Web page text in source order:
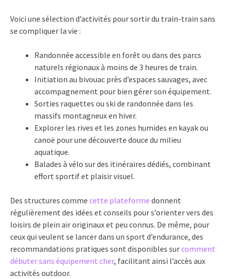
Voici une sélection d’activités pour sortir du train-train sans
se compliquer la vie :
Randonnée accessible en forêt ou dans des parcs
naturels régionaux à moins de 3 heures de train.
Initiation au bivouac près d’espaces sauvages, avec
accompagnement pour bien gérer son équipement.
Sorties raquettes ou ski de randonnée dans les
massifs montagneux en hiver.
Explorer les rives et les zones humides en kayak ou
canoë pour une découverte douce du milieu
aquatique.
Balades à vélo sur des itinéraires dédiés, combinant
effort sportif et plaisir visuel.
Des structures comme cette plateforme donnent
régulièrement des idées et conseils pour s’orienter vers des
loisirs de plein air originaux et peu connus. De même, pour
ceux qui veulent se lancer dans un sport d’endurance, des
recommandations pratiques sont disponibles surcomment
débuter sans équipement cher, facilitant ainsi l’accès aux
activités outdoor.